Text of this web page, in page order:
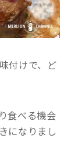
付けで、ど
食べる機会
になりまし